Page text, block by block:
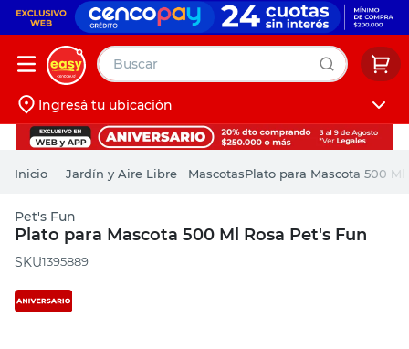
Buscar
Iniciá sesión
Ingresá tu ubicación
Jardín y Aire Libre MascotasPlato para Mascota 500 Ml
Pet's Fun
Plato para Mascota 500 Ml Rosa Pet's Fun
:1395889
muebles
pintura
escritorio
puertas